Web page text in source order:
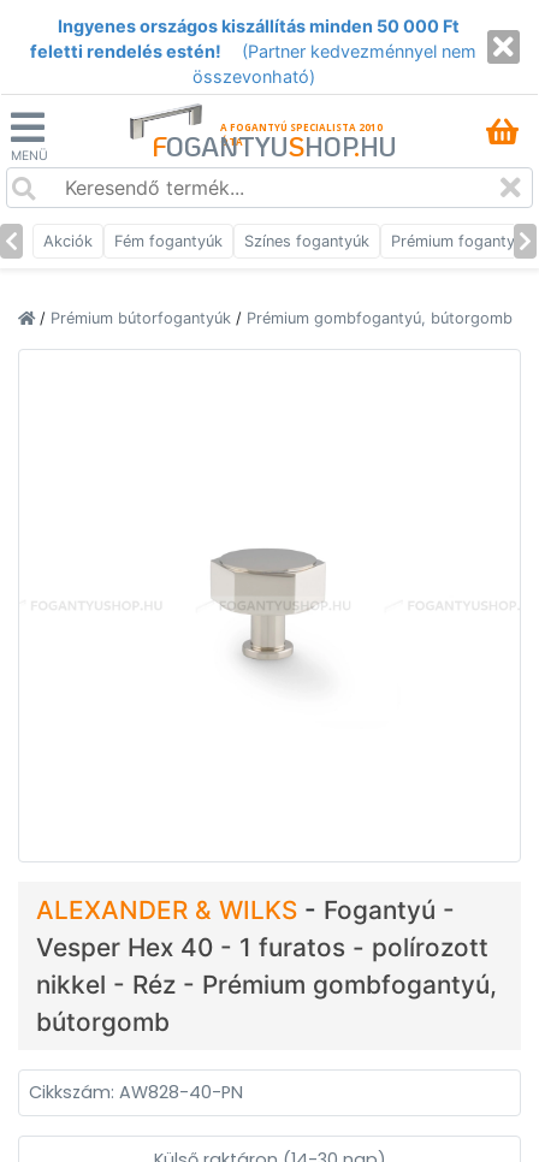
Ingyenes országos kiszállítás minden 50 000 Ft
feletti rendelés estén!
(Partner kedvezménnyel nem
összevonható)
MENÜ
A FOGANTYÚ SPECIALISTA 2010
ÓTA
FOGANTYUSHOP.HU
Akciók Fém fogantyúk Színes fogantyúk Prémium fogantyúk
/ Prémium bútorfogantyúk / Prémium gombfogantyú, bútorgomb
ALEXANDER & WILKS - Fogantyú -
Vesper Hex 40 - 1 furatos - polírozott
nikkel - Réz - Prémium gombfogantyú,
bútorgomb
Cikkszám: AW828-40-PN